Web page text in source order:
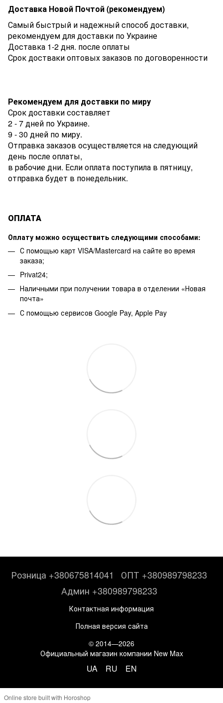
Доставка Новой Почтой (рекомендуем)
Самый быстрый и надежный способ доставки,
рекомендуем для доставки по Украине
Доставка 1-2 дня. после оплаты
Срок достваки оптовых заказов по договоренности
Рекомендуем для доставки по миру
Срок доставки составляет
2 - 7 дней по Украине.
9 - 30 дней по миру.
Отправка заказов осуществляется на следующий
день после оплаты,
в рабочие дни. Если оплата поступила в пятницу,
отправка будет в понедельник.
ОПЛАТА
Оплату можно осуществить следующими способами:
С помощью карт VISA/Mastercard на сайте во время
заказа;
Privat24;
Наличными при получении товара в отделении «Новая
почта»
С помощью сервисов Google Pay, Apple Pay
Розница +380675814041
ОПТ +380989798233
Админ +380989798233
Контактная информация
Полная версия сайта
© 2014—2026
Официальный магазин компании New Max
UA RU EN
Online store built with Horoshop